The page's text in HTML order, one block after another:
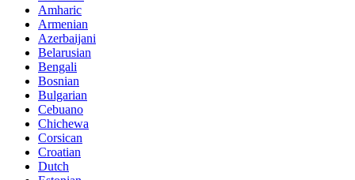
Amharic
Armenian
Azerbaijani
Belarusian
Bengali
Bosnian
Bulgarian
Cebuano
Chichewa
Corsican
Croatian
Dutch